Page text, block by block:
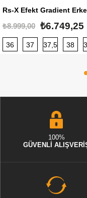
₺8.999,00 ₺6.749,25
36 37 37,5 38
100%
GÜVENLİ